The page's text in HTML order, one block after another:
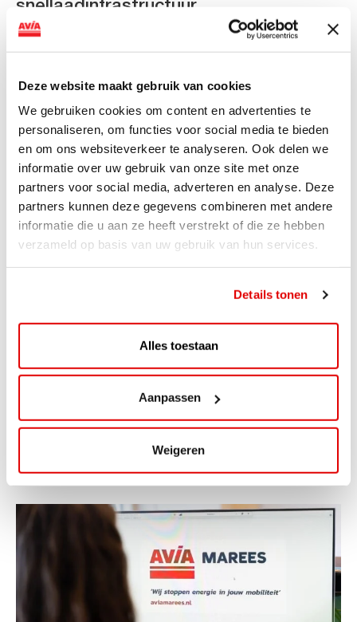
Deze website maakt gebruik van cookies
We gebruiken cookies om content en advertenties te
personaliseren, om functies voor social media te bieden
en om ons websiteverkeer te analyseren. Ook delen we
informatie over uw gebruik van onze site met onze
partners voor social media, adverteren en analyse. Deze
partners kunnen deze gegevens combineren met andere
informatie die u aan ze heeft verstrekt of die ze hebben
verzameld op basis van uw gebruik van hun services.
Details tonen
Alles toestaan
Aanpassen
Weigeren
snellaadinfrastructuur
AVIA VOLT en Fletcher Hotels starten landelijke uitrol
Lees verder
ViaAVIA Super Deal: 20% korting bij
ViaAVIA Super Deal: €25 korting bij ViaLuxury Hotels